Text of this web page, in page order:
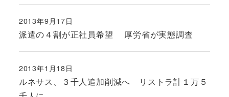
派遣の４割が正社員希望 厚労省が実態調査
投稿日
2013年9月17日
ルネサス、３千人追加削減へ リストラ計１万５
投稿日
2013年1月18日